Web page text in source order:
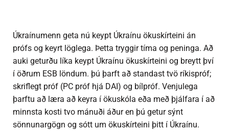
Úkraínumenn geta nú keypt Úkraínu ökuskírteini án
prófs og keyrt löglega. Þetta tryggir tíma og peninga. Að
auki geturðu líka keypt Úkraínu ökuskírteini og breytt því
í öðrum ESB löndum. þú þarft að standast tvö ríkispróf;
skriflegt próf (PC próf hjá DAI) og bílpróf. Venjulega
þarftu að læra að keyra í ökuskóla eða með þjálfara í að
minnsta kosti tvo mánuði áður en þú getur sýnt
sönnunargögn og sótt um ökuskírteini þitt í Úkraínu.